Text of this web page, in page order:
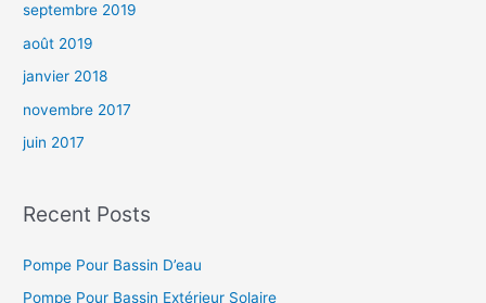
septembre 2019
août 2019
janvier 2018
novembre 2017
juin 2017
Recent Posts
Pompe Pour Bassin D’eau
Pompe Pour Bassin Extérieur Solaire